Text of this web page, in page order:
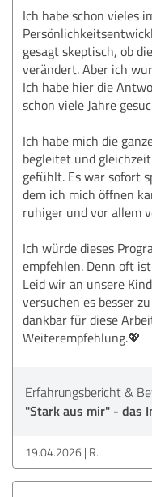
Ich habe schon vieles
gesagt skeptisch, ob
verändert. Aber ich
Ich habe hier die
schon viele Jahre
Ich habe mich die
begleitet und
gefühlt. Es war sofort
dem ich mich öffnen
ruhiger und vor allem
Ich würde dieses
empfehlen. Denn oft
Leid wir an unsere
versuchen es besser
dankbar für diese
Weiterempfehlung.💖
Erfahrungsbericht &
"Stark aus mir" - das
19.04.2026 R.